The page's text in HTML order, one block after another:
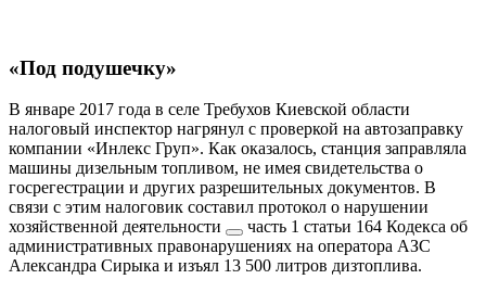
«Под подушечку»
В январе 2017 года в селе Требухов Киевской области
налоговый инспектор нагрянул с проверкой на автозаправку
компании «Инлекс Груп». Как оказалось, станция заправляла
машины дизельным топливом, не имея свидетельства о
госрегестрации и других разрешительных документов. В
связи с этим налоговик составил протокол о нарушении
хозяйственной деятельности
часть 1 статьи 164 Кодекса об
административных правонарушениях на оператора АЗС
Александра Сирыка и изъял 13 500 литров дизтоплива.